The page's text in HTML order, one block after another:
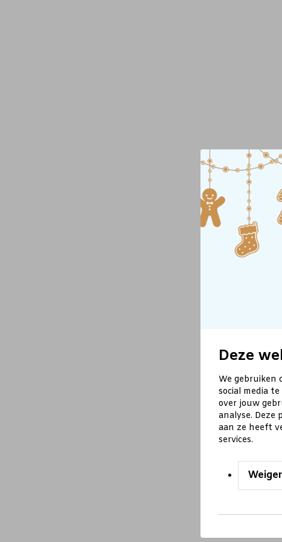
Deze
We gebruiken
social media
over jouw
analyse. Deze
aan ze heeft
services.